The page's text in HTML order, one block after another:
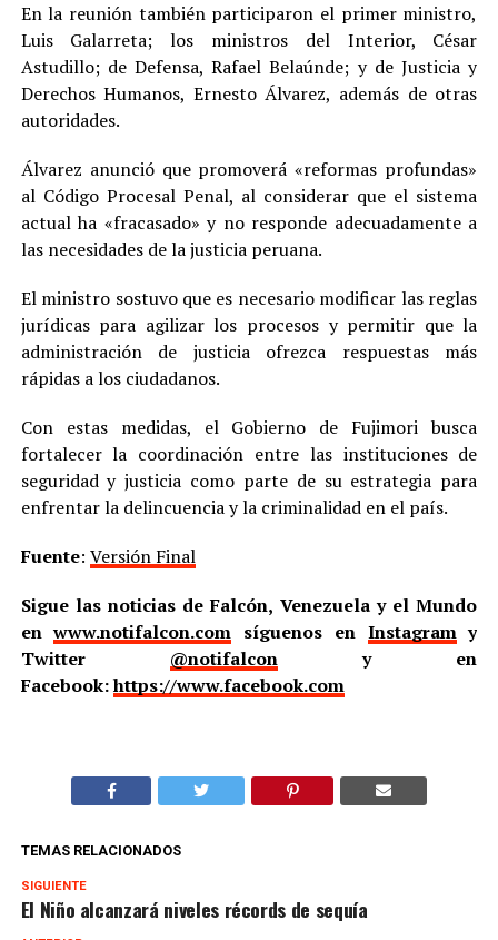
En la reunión también participaron el primer ministro,
Luis Galarreta; los ministros del Interior, César
Astudillo; de Defensa, Rafael Belaúnde; y de Justicia y
Derechos Humanos, Ernesto Álvarez, además de otras
autoridades.
Álvarez anunció que promoverá «reformas profundas»
al Código Procesal Penal, al considerar que el sistema
actual ha «fracasado» y no responde adecuadamente a
las necesidades de la justicia peruana.
El ministro sostuvo que es necesario modificar las reglas
jurídicas para agilizar los procesos y permitir que la
administración de justicia ofrezca respuestas más
rápidas a los ciudadanos.
Con estas medidas, el Gobierno de Fujimori busca
fortalecer la coordinación entre las instituciones de
seguridad y justicia como parte de su estrategia para
enfrentar la delincuencia y la criminalidad en el país.
Fuente: Versión Final
Sigue las noticias de Falcón, Venezuela y el Mundo
enwww.notifalcon.com síguenos en Instagramy
Twitter @notifalcony en
Facebook:https://www.facebook.com
TEMAS RELACIONADOS
SIGUIENTE
El Niño alcanzará niveles récords de sequía